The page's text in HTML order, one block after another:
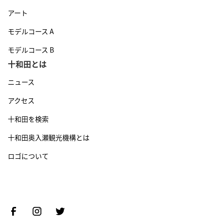
アート
モデルコース A
モデルコース B
十和田とは
ニュース
アクセス
十和田を検索
十和田奥入瀬観光機構とは
ロゴについて